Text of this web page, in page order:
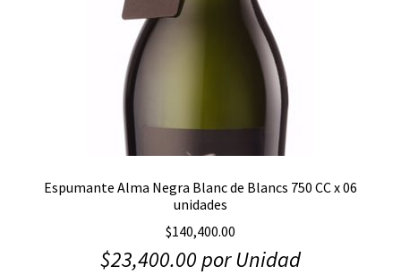
Espumante Alma Negra Blanc de Blancs 750 CC x 06
unidades
$140,400.00
$23,400.00por Unidad